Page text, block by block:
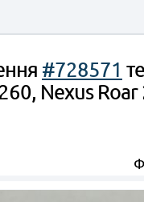
#728571
Nexus